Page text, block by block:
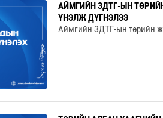
АЙМГИЙН ЗДТГ-ЫН
ҮНЭЛЖ ДҮГНЭЛЭЭ
Аймгийн ЗДТГ-ын төрийн